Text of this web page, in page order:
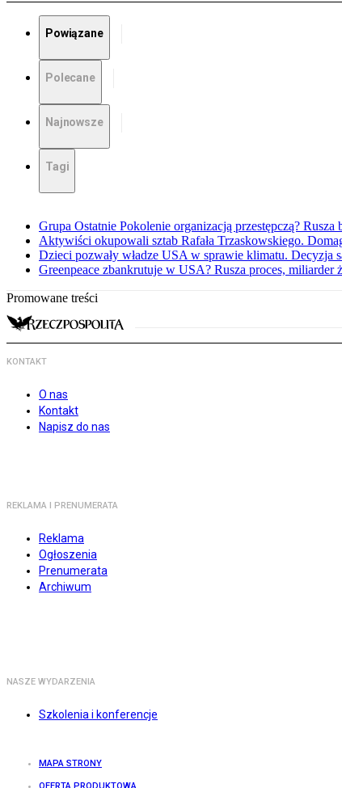
Powiązane
Polecane
Najnowsze
Tagi
Grupa Ostatnie Pokolenie organizacją przestępczą? Rusza
Aktywiści okupowali sztab Rafała Trzaskowskiego.
Dzieci pozwały władze USA w sprawie klimatu. Decyzja
Greenpeace zbankrutuje w USA? Rusza proces,
Promowane treści
KONTAKT
O nas
Kontakt
Napisz do nas
REKLAMA I PRENUMERATA
Reklama
Ogłoszenia
Prenumerata
Archiwum
NASZE WYDARZENIA
Szkolenia i konferencje
MAPA STRONY